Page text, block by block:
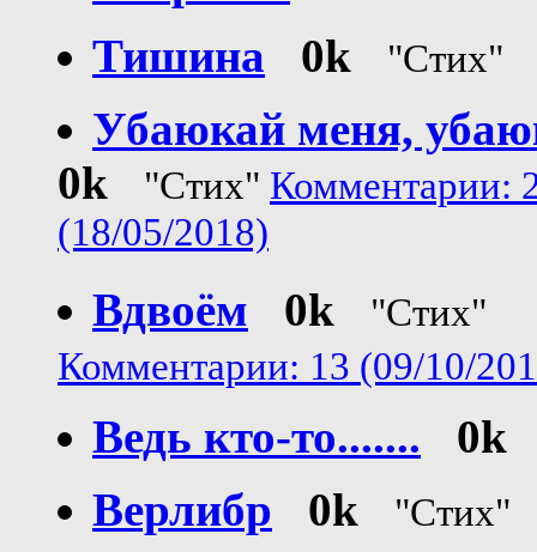
Тишина 0k "Стих"
Убаюкай меня,
0k
"Стих" Комментарии:
(18/05/2018)
Вдвоём
0k
"Стих"
Комментарии: 13 (09/10/
Ведь кто-то.......
0k
Верлибр
0k
"Стих"